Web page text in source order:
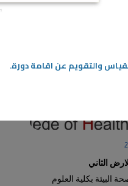
الثاني
البيئة بكلية العلوم
والتقويم عن اقامة دورة.